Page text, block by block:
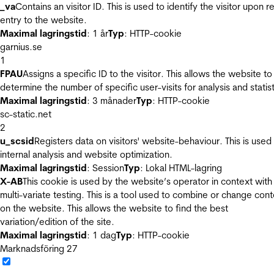
_vaContains an visitor ID. This is used to identify the visitor upon
entry to the website.
Maximal lagringstid: 1 årTyp: HTTP-cookie
garnius.se
1
FPAUAssigns a specific ID to the visitor. This allows the website to
determine the number of specific user-visits for analysis and
Maximal lagringstid: 3 månaderTyp: HTTP-cookie
sc-static.net
2
u_scsidRegisters data on visitors' website-behaviour. This is
internal analysis and website optimization.
Maximal lagringstid: SessionTyp: Lokal HTML-lagring
X-ABThis cookie is used by the website’s operator in context with
multi-variate testing. This is a tool used to combine or change
on the website. This allows the website to find the best
variation/edition of the site.
Maximal lagringstid: 1 dagTyp: HTTP-cookie
Marknadsföring 27